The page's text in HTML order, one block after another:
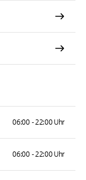
06:00 - 22:00 Uhr
06:00 - 22:00 Uhr